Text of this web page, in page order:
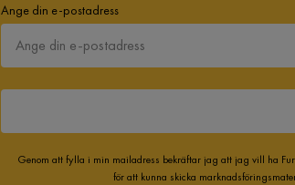
Ange din e-postadress
Genom att fylla i min mailadress bekräftar jag att jag vill ha
för att kunna skicka